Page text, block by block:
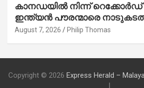
കാനഡയിൽ നിന്ന്
ഇന്ത്യൻ പൗരന്മാരെ
ആറുമാസത്തിനിടെ 3,323 പേർ
August 7, 2026 Philip Thomas
Copyright © 2026 Express Herald –